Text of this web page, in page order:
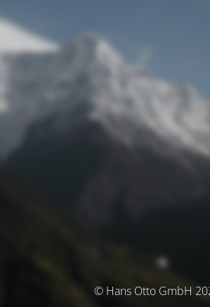
© Hans Otto GmbH